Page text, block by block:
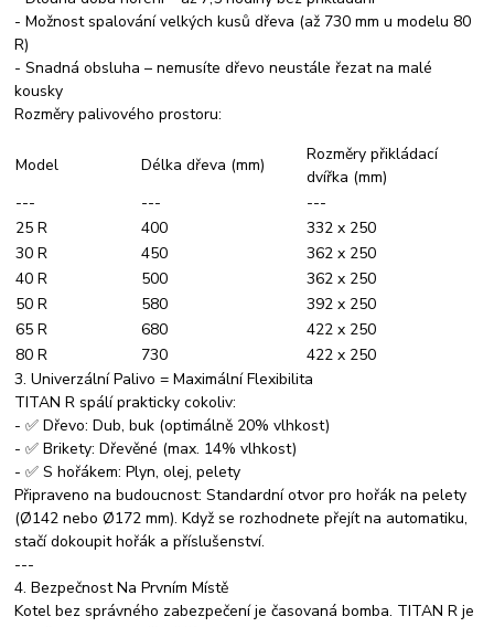
- Možnost spalování velkých kusů dřeva (až 730 mm u modelu 80
R)
- Snadná obsluha – nemusíte dřevo neustále řezat na malé
kousky
Rozměry palivového prostoru:
Model Délka dřeva (mm)
Rozměry přikládací
dvířka (mm)
---
---
---
25 R
400
332 x 250
30 R
450
362 x 250
40 R
500
362 x 250
50 R
580
392 x 250
65 R
680
422 x 250
80 R
730
422 x 250
3. Univerzální Palivo = Maximální Flexibilita
TITAN R spálí prakticky cokoliv:
- ✅ Dřevo: Dub, buk (optimálně 20% vlhkost)
- ✅ Brikety: Dřevěné (max. 14% vlhkost)
- ✅ S hořákem: Plyn, olej, pelety
Připraveno na budoucnost: Standardní otvor pro hořák na pelety
(Ø142 nebo Ø172 mm). Když se rozhodnete přejít na automatiku,
stačí dokoupit hořák a příslušenství.
---
4. Bezpečnost Na Prvním Místě
Kotel bez správného zabezpečení je časovaná bomba. TITAN R je